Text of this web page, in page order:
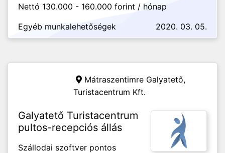
Nettó 130.000 - 160.000 forint / hónap
Egyéb munkalehetőségek
2020. 03. 05.
Mátraszentimre Galyatető,
Turistacentrum Kft.
Galyatető Turistacentrum
pultos-recepciós állás
Szállodai szoftver pontos